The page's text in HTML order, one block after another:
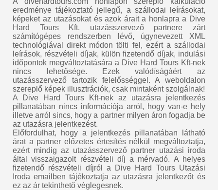
eredménye tájékoztató jellegű, a szállodai leírásokat,
képeket az utazásokat és azok árait a honlapra a Dive
Hard Tours Kft. utazásszervező partnere zárt
számítógépes rendszerben lévő, úgynevezett XML
technológiával direkt módon tölti fel, ezért a szállodai
leírások, részvételi díjak, külön fizetendő díjak, indulási
időpontok megváltoztatására a Dive Hard Tours Kft-nek
nincs lehetősége. Ezek valódíságáért az
utazásszervező tartozik felelősséggel. A weboldalon
szereplő képek illusztrációk, csak mintaként szolgálnak!
A Dive Hard Tours Kft-nek az utazásra jelentkezés
pillanatában nincs információja arról, hogy van-e hely
illetve arról sincs, hogy a partner milyen áron fogadja be
az utazásra jelentkezést.
Előfordulhat, hogy a jelentkezés pillanatában látható
árat a partner előzetes értesítés nélkül megváltoztatja,
ezért mindig az utazásszervező partner utazási iroda
által visszaigazolt részvételi díj a mérvadó. A helyes
fizetendő részvételi díjról a Dive Hard Tours Utazási
Iroda emailben tájékoztatja az utazásra jelentkezőt és
ez az ár tekinthető véglegesnek.